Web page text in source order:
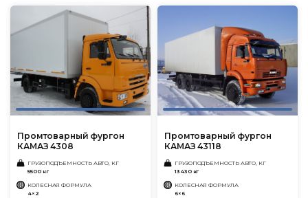
Промтоварный фургон
КАМАЗ 4308
ГРУЗОПОДЪЕМНОСТЬ АВТО, КГ
5500 кг
КОЛЕСНАЯ ФОРМУЛА
4×2
Промтоварный фургон
КАМАЗ 43118
ГРУЗОПОДЪЕМНОСТЬ АВТО, КГ
13430 кг
КОЛЕСНАЯ ФОРМУЛА
6×6